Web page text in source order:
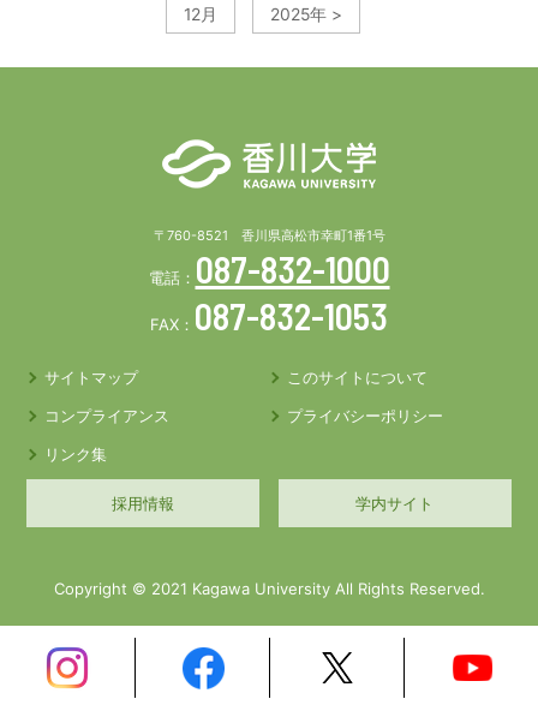
12月 2025年 >
〒760-8521 香川県高松市幸町1番1号
電話： 087-832-1000
FAX： 087-832-1053
サイトマップ
このサイトについて
コンプライアンス
プライバシーポリシー
リンク集
採用情報 学内サイト
Copyright © 2021 Kagawa University All Rights Reserved.